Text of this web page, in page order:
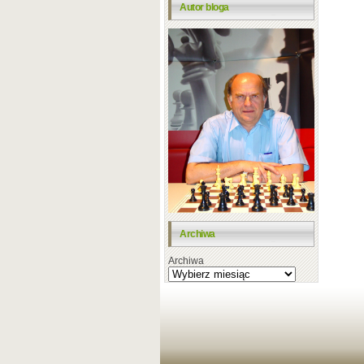
Autor bloga
Archiwa
Archiwa